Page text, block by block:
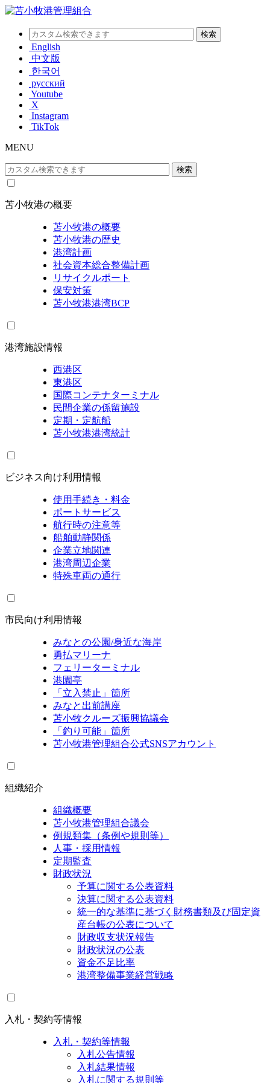
English
中文版
한국어
русский
Youtube
X
Instagram
TikTok
MENU
苫小牧港の概要
苫小牧港の概要
苫小牧港の歴史
港湾計画
社会資本総合整備計画
リサイクルポート
保安対策
苫小牧港港湾BCP
港湾施設情報
西港区
東港区
国際コンテナターミナル
民間企業の係留施設
定期・定航船
苫小牧港港湾統計
ビジネス向け利用情報
使用手続き・料金
ポートサービス
航行時の注意等
船舶動静関係
企業立地関連
港湾周辺企業
特殊車両の通行
市民向け利用情報
みなとの公園/身近な海岸
勇払マリーナ
フェリーターミナル
港園亭
「立入禁止」箇所
みなと出前講座
苫小牧クルーズ振興協議会
「釣り可能」箇所
苫小牧港管理組合公式SNSアカウント
組織紹介
組織概要
苫小牧港管理組合議会
例規類集（条例や規則等）
人事・採用情報
定期監査
財政状況
予算に関する公表資料
決算に関する公表資料
統一的な基準に基づく財務書類及び固定資
産台帳の公表について
財政収支状況報告
財政状況の公表
資金不足比率
港湾整備事業経営戦略
入札・契約等情報
入札・契約等情報
入札公告情報
入札結果情報
入札に関する規則等